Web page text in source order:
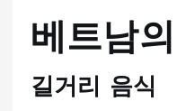
베트남의
길거리 음식